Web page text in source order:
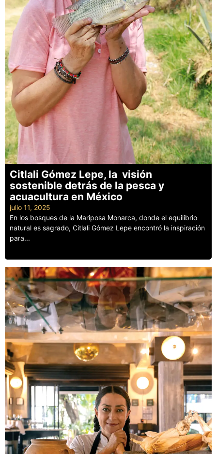
Citlali Gómez Lepe, la visión
sostenible detrás de la pesca y
acuacultura en México
julio 11, 2025
En los bosques de la Mariposa Monarca, donde el equilibrio
natural es sagrado, Citlali Gómez Lepe encontró la inspiración
para...